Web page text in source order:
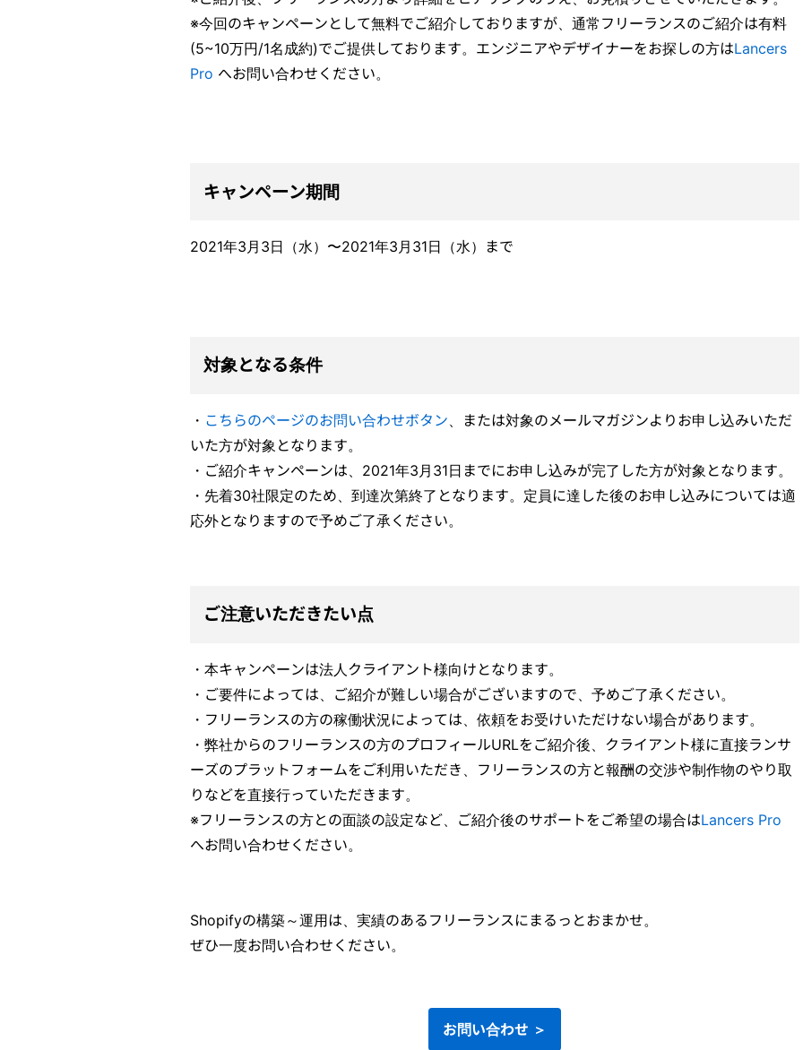
※今回のキャンペーンとして無料でご紹介しておりますが、通常フリーランスのご紹介は有料
(5~10万円/1名成約)でご提供しております。エンジニアやデザイナーをお探しの方はLancers
Pro へお問い合わせください。
キャンペーン期間
2021年3月3日（水）〜2021年3月31日（水）まで
対象となる条件
・ こちらのページのお問い合わせボタン、または対象のメールマガジンよりお申し込みいただ
いた方が対象となります。
・ご紹介キャンペーンは、2021年3月31日までにお申し込みが完了した方が対象となります。
・先着30社限定のため、到達次第終了となります。定員に達した後のお申し込みについては適
応外となりますので予めご了承ください。
ご注意いただきたい点
・本キャンペーンは法人クライアント様向けとなります。
・ご要件によっては、ご紹介が難しい場合がございますので、予めご了承ください。
・フリーランスの方の稼働状況によっては、依頼をお受けいただけない場合があります。
・弊社からのフリーランスの方のプロフィールURLをご紹介後、クライアント様に直接ランサ
ーズのプラットフォームをご利用いただき、フリーランスの方と報酬の交渉や制作物のやり取
りなどを直接行っていただきます。
※フリーランスの方との面談の設定など、ご紹介後のサポートをご希望の場合はLancers Pro
へお問い合わせください。
Shopifyの構築～運用は、実績のあるフリーランスにまるっとおまかせ。
ぜひ一度お問い合わせください。
お問い合わせ ＞